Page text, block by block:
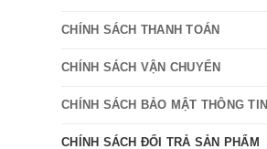
CHÍNH SÁCH THANH TOÁN
CHÍNH SÁCH VẬN CHUYỂN
CHÍNH SÁCH BẢO MẬT THÔNG TIN
CHÍNH SÁCH ĐỔI TRẢ SẢN PHẨM